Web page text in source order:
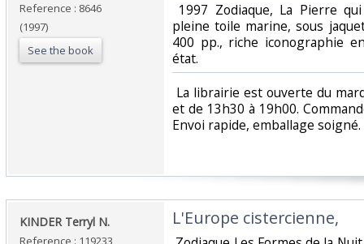
Reference : 8646
(1997)
See the book
1997 Zodiaque, La Pierre
pleine toile marine, sous
400 pp., riche iconographie
état. ‎
La librairie est ouverte du
et de 13h30 à 19h00.
Envoi rapide, emballage soigné. ‎
‎KINDER Terryl N.‎
Reference : 119233
‎L'Europe cistercienne, ‎